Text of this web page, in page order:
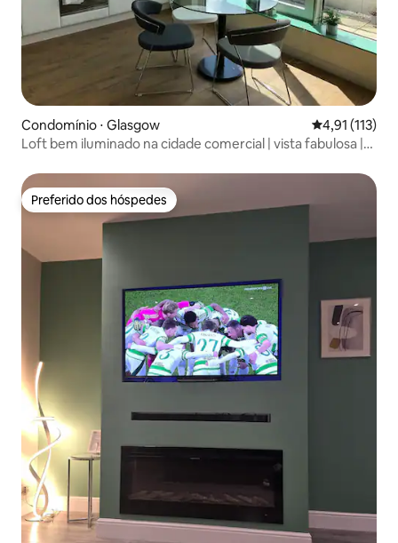
Condomínio ⋅ Glasgow 4,91 de uma
4,91 (113)
Loft bem iluminado na cidade comercial | vista fabulosa |
Preferido dos hóspedes
Preferido dos hóspedes